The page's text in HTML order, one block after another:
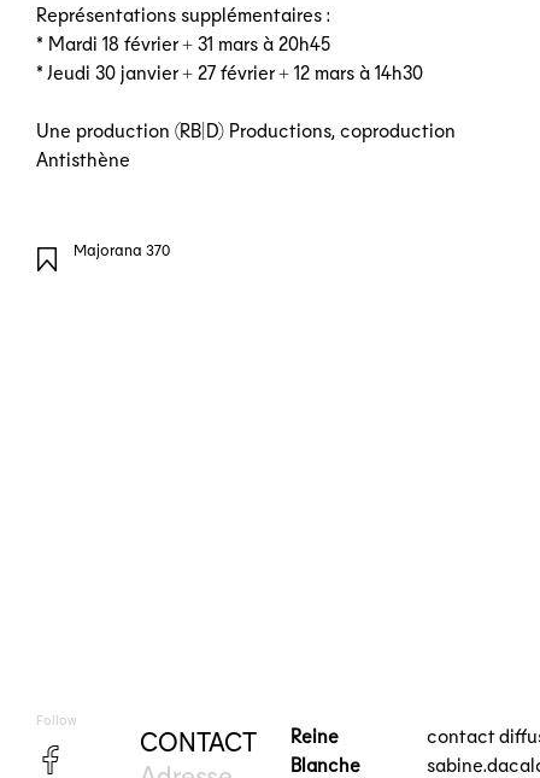
Représentations supplémentaires :
* Mardi 18 février + 31 mars à 20h45
* Jeudi 30 janvier + 27 février + 12 mars à 14h30
Une production (RB|D) Productions, coproduction
Antisthène
Majorana 370
Follow
CONTACT
Reine
Blanche
contact